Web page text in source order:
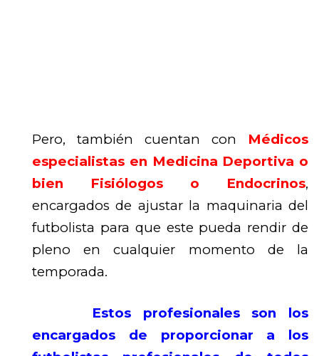
Pero, también cuentan con Médicos
especialistas en Medicina Deportiva o
bien Fisiólogos o Endocrinos,
encargados de ajustar la maquinaria del
futbolista para que este pueda rendir de
pleno en cualquier momento de la
temporada.
Estos profesionales son los
encargados de proporcionar a los